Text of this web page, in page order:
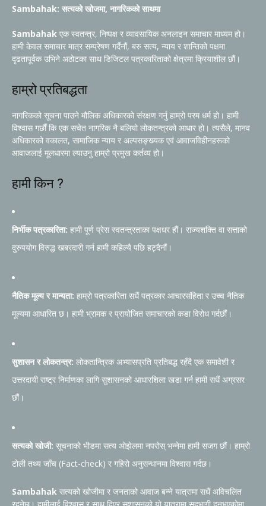
Sambahak: सत्यको खोजमा, नागरिकको साथमा
Sambahak एक स्वतन्त्र, निष्पक्ष र व्यावसायिक अनलाइन समाचार माध्यम हो।
हामी केवल समाचार मात्र सम्प्रेषण गर्दैनौं, बरु सत्य, न्याय र शान्तिको पक्षमा
दृढतापूर्वक उभिने अठोटका साथ डिजिटल पत्रकारिताको क्षेत्रमा क्रियाशील छौं।
हाम्रो प्रतिबद्धता
नागरिकको सूचना पाउने मौलिक अधिकारको संरक्षण गर्नु हाम्रो परम धर्म हो। हामी
विश्वास गर्छौं कि एक सचेत नागरिक नै बलियो लोकतन्त्रको आधार हो। त्यसैले, मानव
अधिकारको वकालत, सामाजिक न्याय र अल्पसङ्ख्यक एवं आवाजविहीनहरूको
आवाजलाई मूलधारमा ल्याउनु हाम्रो प्रमुख कर्तव्य हो।
हामी किन ?
निर्भीक पत्रकारिता: हामी पूर्ण प्रेस स्वतन्त्रताका पक्षधर हौं। राज्यशक्ति वा सत्ताको
दुरुपयोग विरुद्ध खबरदारी गर्न हामी कहिल्यै पछि हट्दैनौं।
नैतिक मूल्य र मान्यता: हाम्रो पत्रकारिता सधैं पत्रकार आचारसंहिता र उच्च नैतिक
मूल्यमा आधारित छ। हामी भ्रामक र प्रायोजित समाचारको कडा विरोध गर्दछौं।
सुशासन र लोकतन्त्र: लोकतान्त्रिक अभ्यासप्रति प्रतिबद्ध रहँदै एक समावेशी र
उत्तरदायी राष्ट्र निर्माणका लागि सुशासनको आधारशिला खडा गर्न हामी सधैं अग्रसर
छौं।
सत्यको खोजी: सूचनाको भीडमा सत्य ओझेलमा नपरोस् भन्नेमा हामी सजग छौं। हाम्रो
टोली तथ्य जाँच (Fact-check) र गहिरो अनुसन्धानमा विश्वास गर्दछ।
Sambahak सत्यको खोजीमा र जनताको आवाज बन्ने यात्रामा सधैं अविचलित